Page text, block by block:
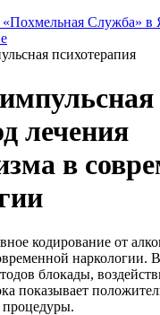
Служба» в
психотерапия
лечения
в
кодирование от
наркологии.
блокады,
показывает